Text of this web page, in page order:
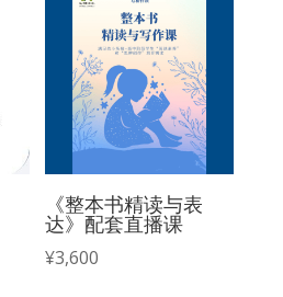
《整本书精读与表
达》配套直播课
¥3,600